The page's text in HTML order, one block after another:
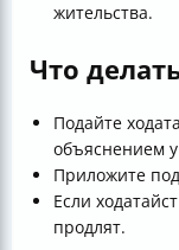
жительства.
Что
Подайте
объяснением
Приложите
Если
продлят.